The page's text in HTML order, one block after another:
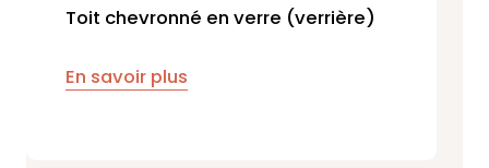
Toit chevronné en verre (verrière)
En savoir plus